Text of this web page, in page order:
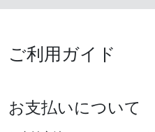
ご利用ガイド
お支払いについて